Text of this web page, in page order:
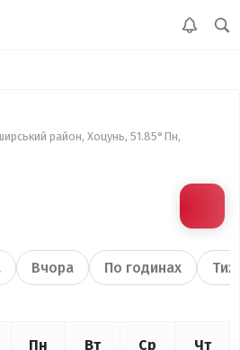
район, Хоцунь, 51.85°Пн,
Вчора По годинах
Пн Вт Ср Чт